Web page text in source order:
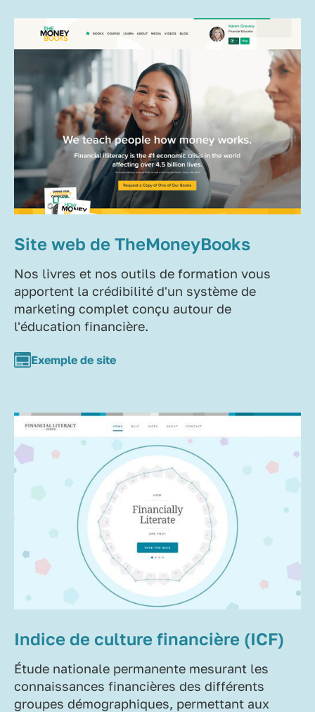
Site web de TheMoneyBooks
Nos livres et nos outils de formation vous
apportent la crédibilité d'un système de
marketing complet conçu autour de
l'éducation financière.
Exemple de site
Indice de culture financière (ICF)
Étude nationale permanente mesurant les
connaissances financières des différents
groupes démographiques, permettant aux